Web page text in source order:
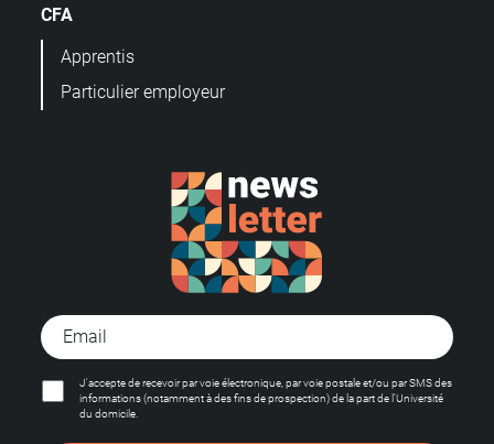
CFA
Apprentis
Particulier employeur
J'accepte de recevoir par voie électronique, par voie postale et/ou par SMS des
informations (notamment à des fins de prospection) de la part de l'Université
du domicile.